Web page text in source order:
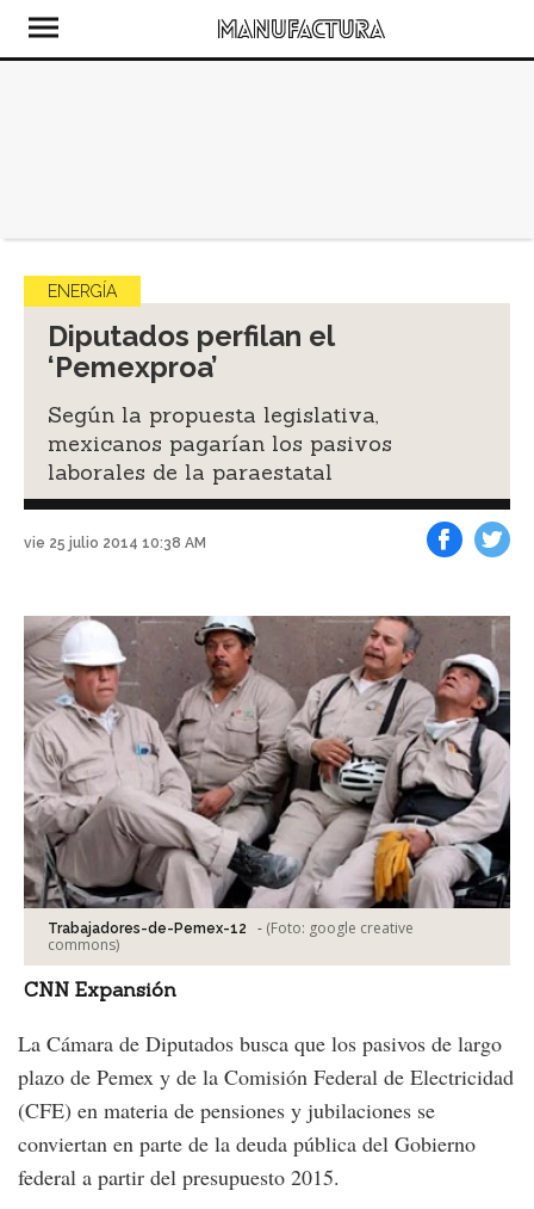
ENERGÍA
Diputados perfilan el
‘Pemexproa’
Según la propuesta legislativa,
mexicanos pagarían los pasivos
laborales de la paraestatal
vie 25 julio 2014 10:38 AM
Trabajadores-de-Pemex-12 - (Foto: google creative
commons)
CNN Expansión
La Cámara de Diputados busca que los pasivos de largo
plazo de Pemex y de la Comisión Federal de Electricidad
(CFE) en materia de pensiones y jubilaciones se
conviertan en parte de la deuda pública del Gobierno
federal a partir del presupuesto 2015.